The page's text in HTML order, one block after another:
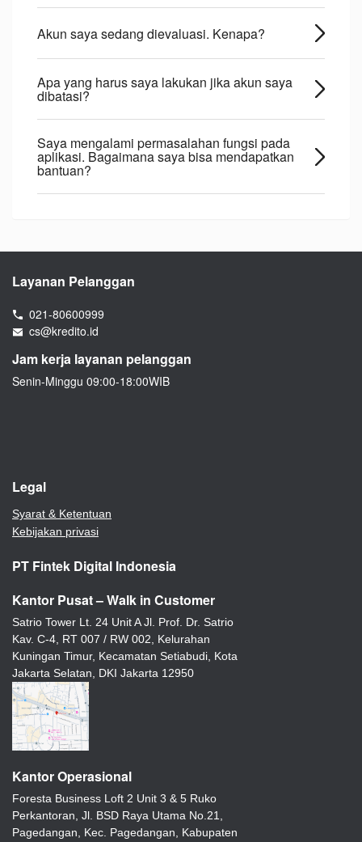
Akun saya sedang dievaluasi. Kenapa?
Apa yang harus saya lakukan jika akun saya
dibatasi?
Saya mengalami permasalahan fungsi pada
aplikasi. Bagaimana saya bisa mendapatkan
bantuan?
Layanan Pelanggan
021-80600999
cs@kredito.id
Jam kerja layanan pelanggan
Senin-Minggu 09:00-18:00WIB
Legal
Syarat & Ketentuan
Kebijakan privasi
PT Fintek Digital Indonesia
Kantor Pusat – Walk in Customer
Satrio Tower Lt. 24 Unit A Jl. Prof. Dr. Satrio
Kav. C-4, RT 007 / RW 002, Kelurahan
Kuningan Timur, Kecamatan Setiabudi, Kota
Jakarta Selatan, DKI Jakarta 12950
Kantor Operasional
Foresta Business Loft 2 Unit 3 & 5 Ruko
Perkantoran, Jl. BSD Raya Utama No.21,
Pagedangan, Kec. Pagedangan, Kabupaten